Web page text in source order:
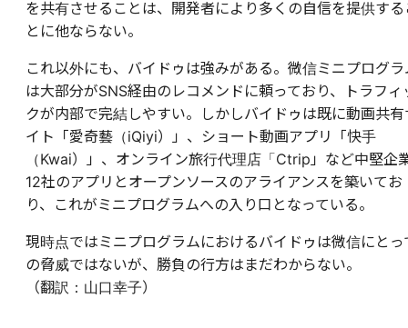
を共有させることは、開発者により多くの自信を提供する
とに他ならない。
これ以外にも、バイドゥは強みがある。微信ミニプログラ
は大部分がSNS経由のレコメンドに頼っており、トラフィ
クが内部で完結しやすい。しかしバイドゥは既に動画共有
イト「愛奇藝（iQiyi）」、ショート動画アプリ「快手
（Kwai）」、オンライン旅行代理店「Ctrip」など中堅企
12社のアプリとオープンソースのアライアンスを築いてお
り、これがミニプログラムへの入り口となっている。
現時点ではミニプログラムにおけるバイドゥは微信にとっ
の脅威ではないが、勝負の行方はまだわからない。
（翻訳：山口幸子）